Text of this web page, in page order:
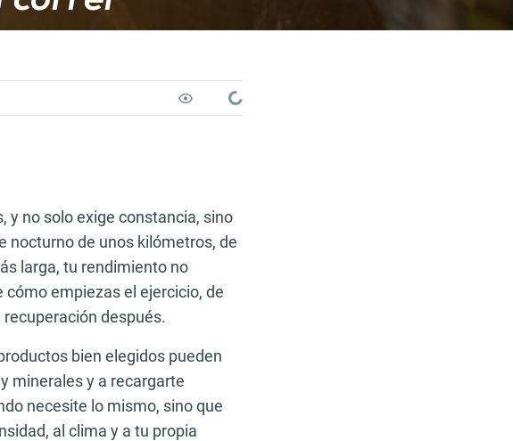
Loading...
y no solo exige constancia, sino
nocturno de unos kilómetros, de
larga, tu rendimiento no
empiezas el ejercicio, de
después.
bien elegidos pueden
minerales y a recargarte
necesite lo mismo, sino que
al clima y a tu propia